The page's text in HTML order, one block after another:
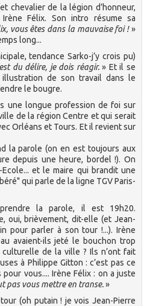
chevalier de la légion d’honneur,
Félix. Son intro résume sa
vous êtes dans la mauvaise foi !»
long...
tendance Sarko-j’y crois pu)
du délire, je dois réagir.» Et il se
de son travail dans le
le bougre.
une longue profession de foi sur
de la région Centre et qui serait
Orléans et Tours. Et il revient sur
la parole (on en est toujours aux
depuis une heure, bordel !). On
et le maire qui brandit une
qui parle de la ligne TGV Paris-
la parole, il est 19h20.
oui, brièvement, dit-elle (et Jean-
pour parler à son tour !...). Irène
avaient-ils jeté le bouchon trop
de la ville ? Ils n’ont fait
à Philippe Gitton : c’est pas ce
pour vous.... Irène Félix : on a juste
pas vous mettre en transe.»
(oh putain ! je vois Jean-Pierre